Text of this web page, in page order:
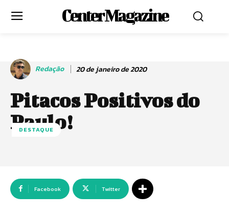
Center Magazine
Redação 20 de janeiro de 2020
Pitacos Positivos do
Paulo!
DESTAQUE
Facebook Twitter